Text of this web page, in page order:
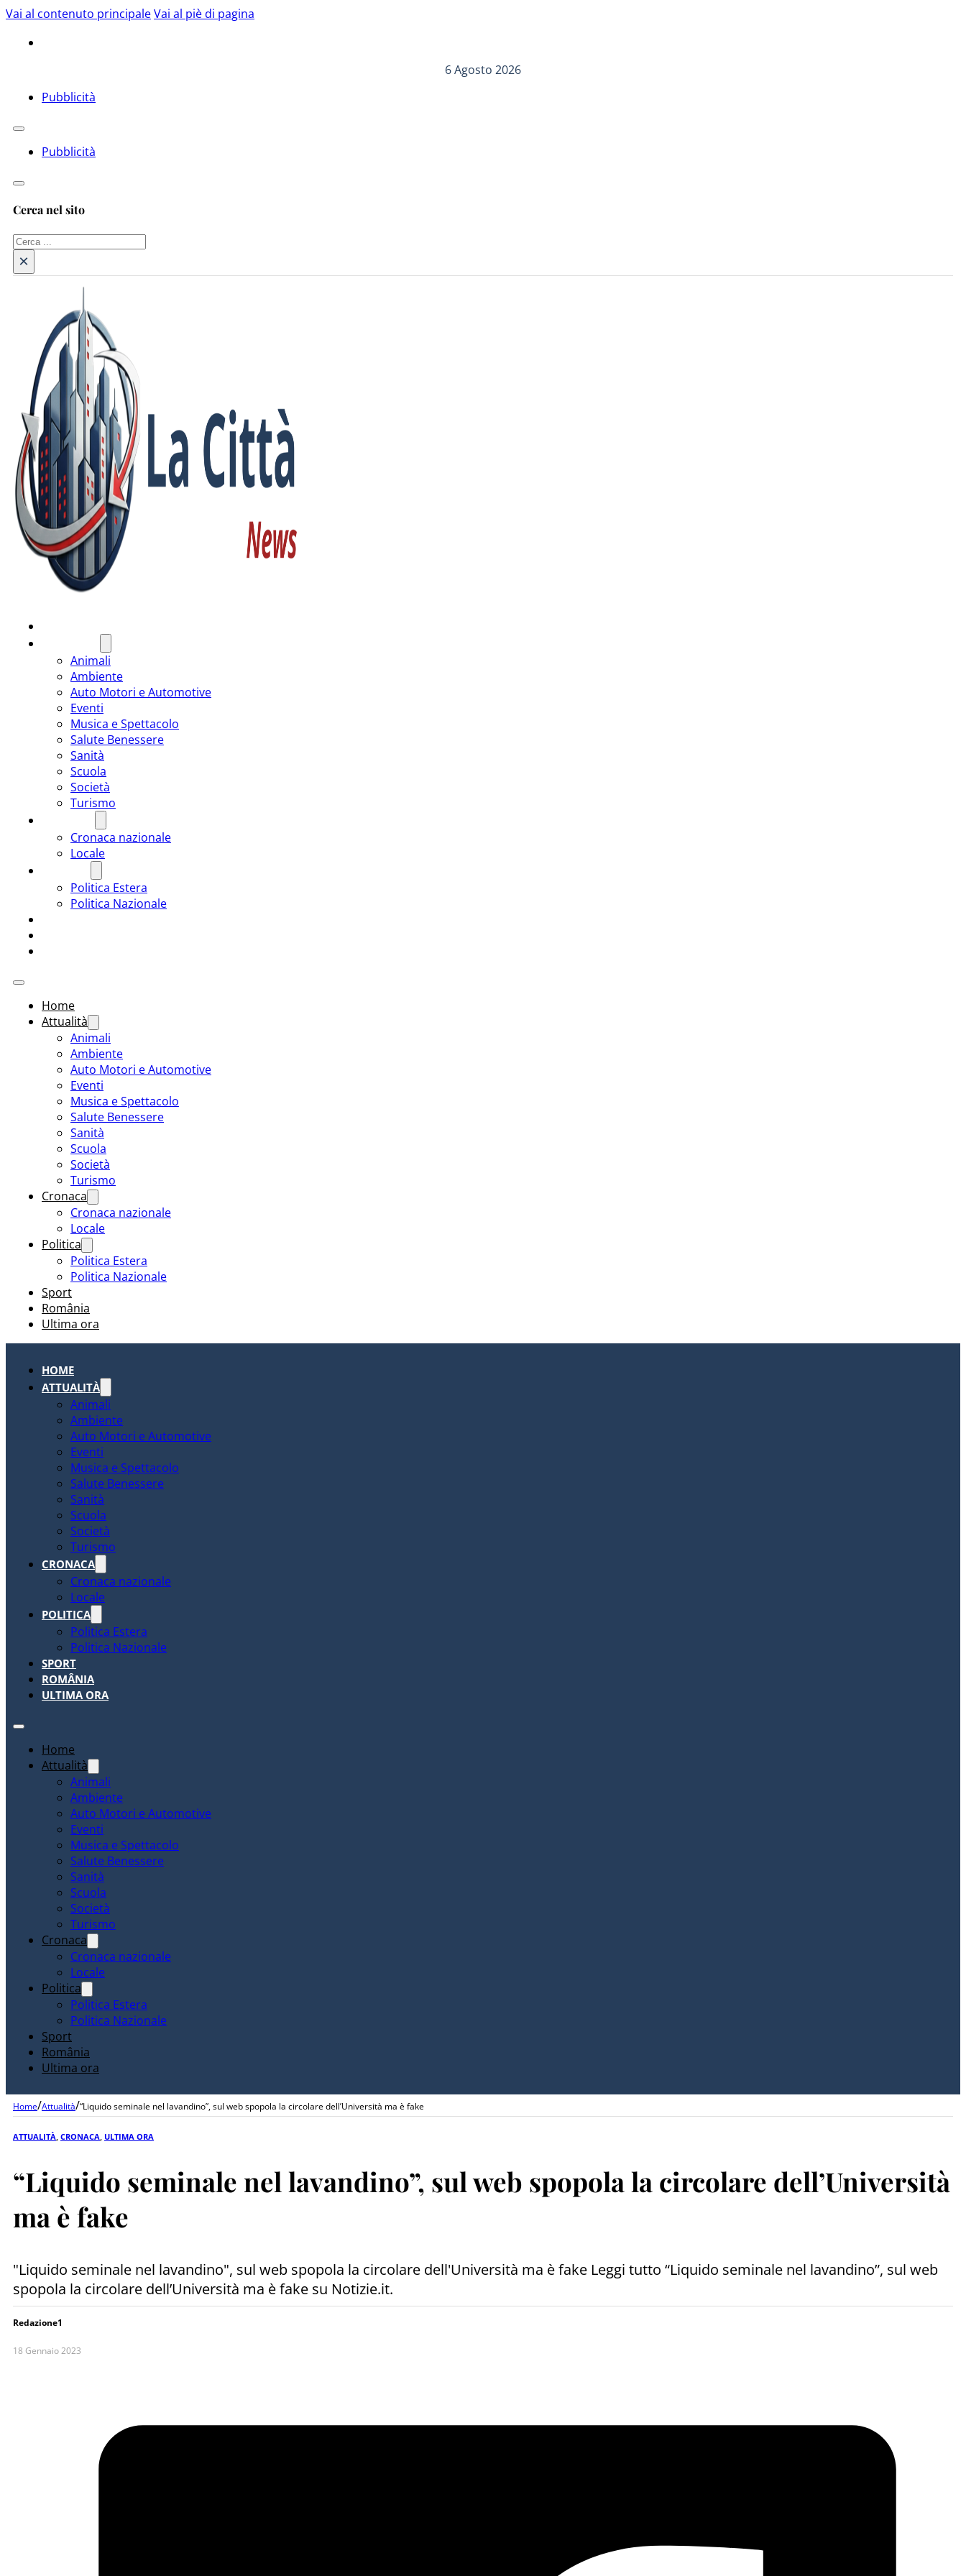
Vai al contenuto principaleVai al piè di pagina
6 Agosto 2026
Pubblicità
Pubblicità
Cerca nel sito
Cerca
×
Animali
Ambiente
Auto Motori e Automotive
Eventi
Musica e Spettacolo
Salute Benessere
Sanità
Scuola
Società
Turismo
Cronaca nazionale
Locale
Politica Estera
Politica Nazionale
Home
Attualità
Animali
Ambiente
Auto Motori e Automotive
Eventi
Musica e Spettacolo
Salute Benessere
Sanità
Scuola
Società
Turismo
Cronaca
Cronaca nazionale
Locale
Politica
Politica Estera
Politica Nazionale
Sport
România
Ultima ora
HOME
ATTUALITÀ
Animali
Ambiente
Auto Motori e Automotive
Eventi
Musica e Spettacolo
Salute Benessere
Sanità
Scuola
Società
Turismo
CRONACA
Cronaca nazionale
Locale
POLITICA
Politica Estera
Politica Nazionale
SPORT
ROMÂNIA
ULTIMA ORA
Home
Attualità
Animali
Ambiente
Auto Motori e Automotive
Eventi
Musica e Spettacolo
Salute Benessere
Sanità
Scuola
Società
Turismo
Cronaca
Cronaca nazionale
Locale
Politica
Politica Estera
Politica Nazionale
Sport
România
Ultima ora
Home/Attualità/“Liquido seminale nel lavandino”, sul web spopola la circolare dell’Università ma è fake
ATTUALITÀ CRONACA ULTIMA ORA
“Liquido seminale nel lavandino”, sul web spopola la circolare dell’Università
ma è fake
"Liquido seminale nel lavandino", sul web spopola la circolare dell'Università ma è fake Leggi tutto “Liquido seminale nel lavandino”, sul web
spopola la circolare dell’Università ma è fake su Notizie.it.
Redazione1
18 Gennaio 2023